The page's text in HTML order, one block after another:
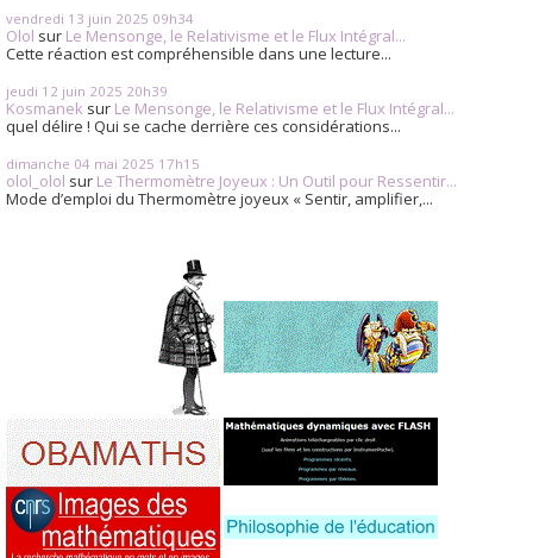
vendredi 13 juin 2025 09h34
Olol sur Le Mensonge, le Relativisme et le Flux Intégral...
Cette réaction est compréhensible dans une lecture...
jeudi 12 juin 2025 20h39
Kosmanek sur Le Mensonge, le Relativisme et le Flux Intégral...
quel délire ! Qui se cache derrière ces considérations...
dimanche 04 mai 2025 17h15
olol_olol sur Le Thermomètre Joyeux : Un Outil pour Ressentir...
Mode d’emploi du Thermomètre joyeux « Sentir, amplifier,...